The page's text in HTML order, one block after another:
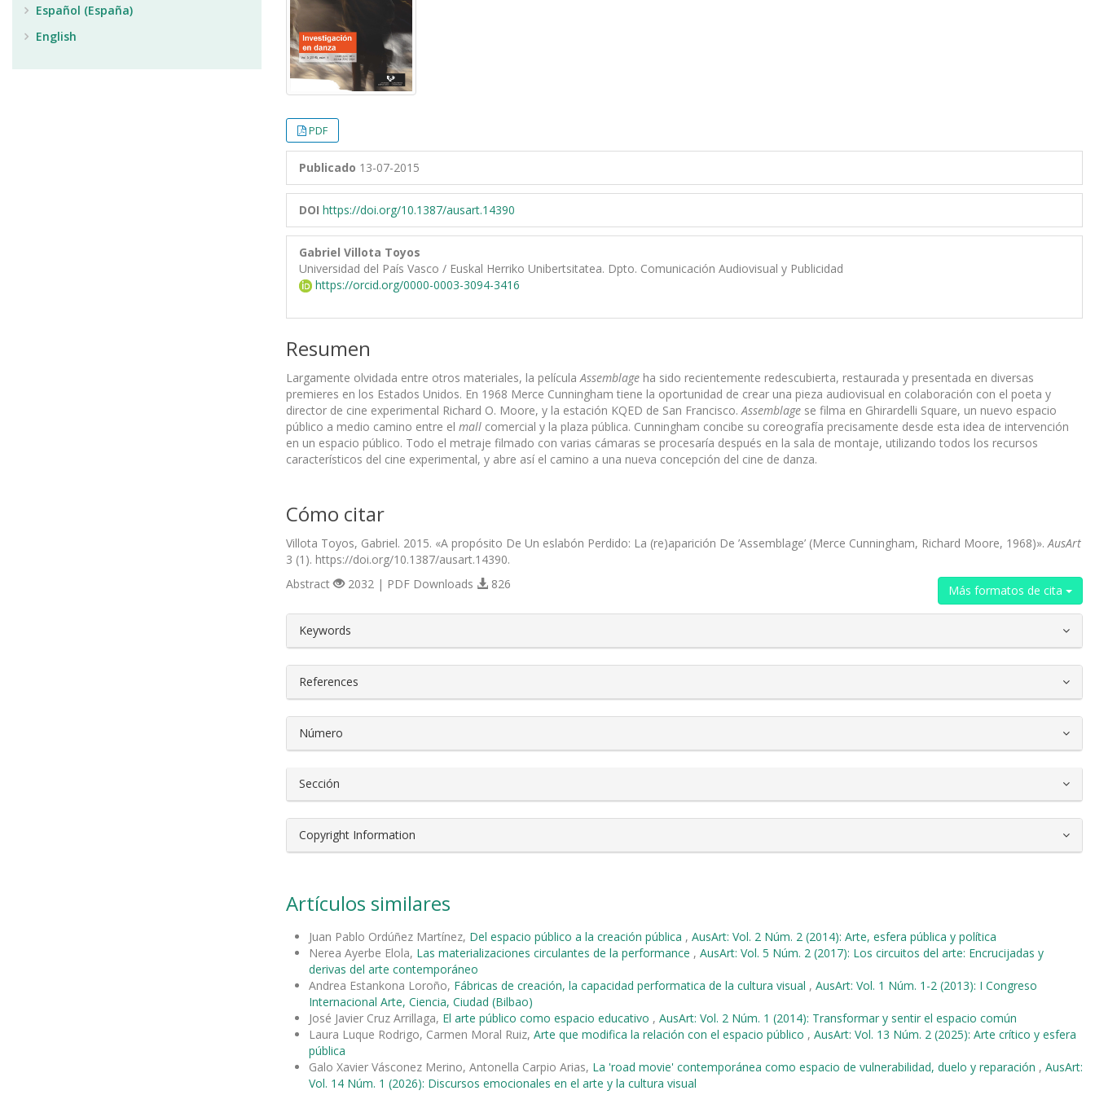
PDF
Publicado 13-07-2015
DOI https://doi.org/10.1387/ausart.14390
Gabriel Villota Toyos
Universidad del País Vasco / Euskal Herriko Unibertsitatea. Dpto. Comunicación Audiovisual y Publicidad
https://orcid.org/0000-0003-3094-3416
Resumen
Largamente olvidada entre otros materiales, la película Assemblage ha sido recientemente redescubierta, restaurada y presentada en diversas
premieres en los Estados Unidos. En 1968 Merce Cunningham tiene la oportunidad de crear una pieza audiovisual en colaboración con el poeta y
director de cine experimental Richard O. Moore, y la estación KQED de San Francisco. Assemblage se filma en Ghirardelli Square, un nuevo espacio
público a medio camino entre el mall comercial y la plaza pública. Cunningham concibe su coreografía precisamente desde esta idea de intervención
en un espacio público. Todo el metraje filmado con varias cámaras se procesaría después en la sala de montaje, utilizando todos los recursos
característicos del cine experimental, y abre así el camino a una nueva concepción del cine de danza.
Cómo citar
Villota Toyos, Gabriel. 2015. «A propósito De Un eslabón Perdido: La (re)aparición De ’Assemblage’ (Merce Cunningham, Richard Moore, 1968)». AusArt
3 (1). https://doi.org/10.1387/ausart.14390.
Más formatos de cita
Abstract 2032 | PDF Downloads 826
##plugins.themes.bootstrap3.article.details##
Keywords
References
Número
Sección
Copyright Information
Artículos similares
Juan Pablo Ordúñez Martínez, Del espacio público a la creación pública , AusArt: Vol. 2 Núm. 2 (2014): Arte, esfera pública y política
Nerea Ayerbe Elola, Las materializaciones circulantes de la performance , AusArt: Vol. 5 Núm. 2 (2017): Los circuitos del arte: Encrucijadas y
derivas del arte contemporáneo
Andrea Estankona Loroño, Fábricas de creación, la capacidad performatica de la cultura visual , AusArt: Vol. 1 Núm. 1-2 (2013): I Congreso
Internacional Arte, Ciencia, Ciudad (Bilbao)
José Javier Cruz Arrillaga, El arte público como espacio educativo , AusArt: Vol. 2 Núm. 1 (2014): Transformar y sentir el espacio común
Laura Luque Rodrigo, Carmen Moral Ruiz, Arte que modifica la relación con el espacio público , AusArt: Vol. 13 Núm. 2 (2025): Arte crítico y esfera
pública
Galo Xavier Vásconez Merino, Antonella Carpio Arias, La 'road movie' contemporánea como espacio de vulnerabilidad, duelo y reparación , AusArt:
Vol. 14 Núm. 1 (2026): Discursos emocionales en el arte y la cultura visual
Español (España)
English